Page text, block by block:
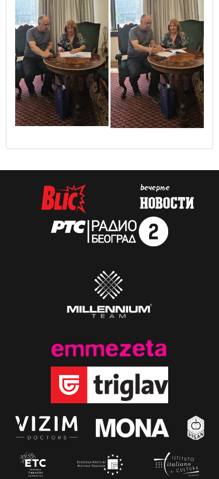
1000013913 1000013912